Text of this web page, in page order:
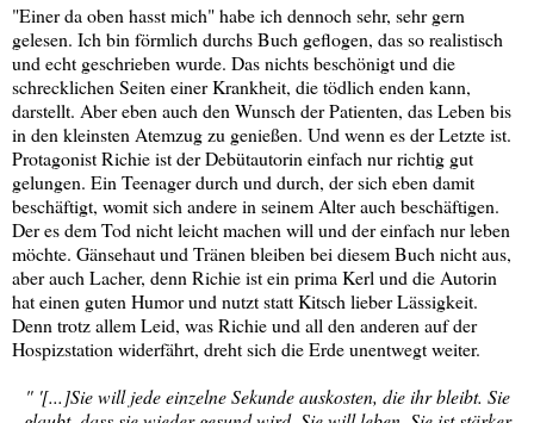
"Einer da oben hasst mich" habe ich dennoch sehr, sehr gern
gelesen. Ich bin förmlich durchs Buch geflogen, das so realistisch
und echt geschrieben wurde. Das nichts beschönigt und die
schrecklichen Seiten einer Krankheit, die tödlich enden kann,
darstellt. Aber eben auch den Wunsch der Patienten, das Leben bis
in den kleinsten Atemzug zu genießen. Und wenn es der Letzte ist.
Protagonist Richie ist der Debütautorin einfach nur richtig gut
gelungen. Ein Teenager durch und durch, der sich eben damit
beschäftigt, womit sich andere in seinem Alter auch beschäftigen.
Der es dem Tod nicht leicht machen will und der einfach nur leben
möchte. Gänsehaut und Tränen bleiben bei diesem Buch nicht aus,
aber auch Lacher, denn Richie ist ein prima Kerl und die Autorin
hat einen guten Humor und nutzt statt Kitsch lieber Lässigkeit.
Denn trotz allem Leid, was Richie und all den anderen auf der
Hospizstation widerfährt, dreht sich die Erde unentwegt weiter.
" '[...]Sie will jede einzelne Sekunde auskosten, die ihr bleibt. Sie